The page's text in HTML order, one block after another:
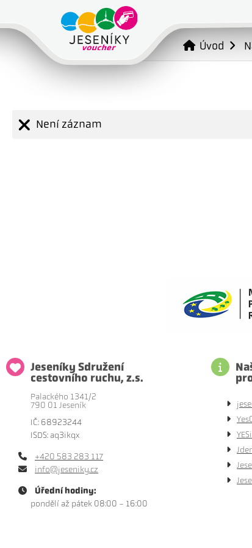
Úvod
Není záznam
Jeseníky Sdružení
cestovního ruchu, z.s.
Palackého 1341/2
790 01 Jeseník
IČ: 68923244
ISDS: aq3ikqx
+420 583 283 117
info@jeseniky.cz
Úřední hodiny:
pondělí až pátek 08:00 - 16:00